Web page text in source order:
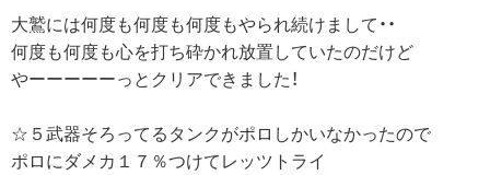
大鷲には何度も何度も何度もやられ続けまして・・
何度も何度も心を打ち砕かれ放置していたのだけど
やーーーーーっとクリアできました！
☆５武器そろってるタンクがポロしかいなかったので
ポロにダメカ１７％つけてレッツトライ